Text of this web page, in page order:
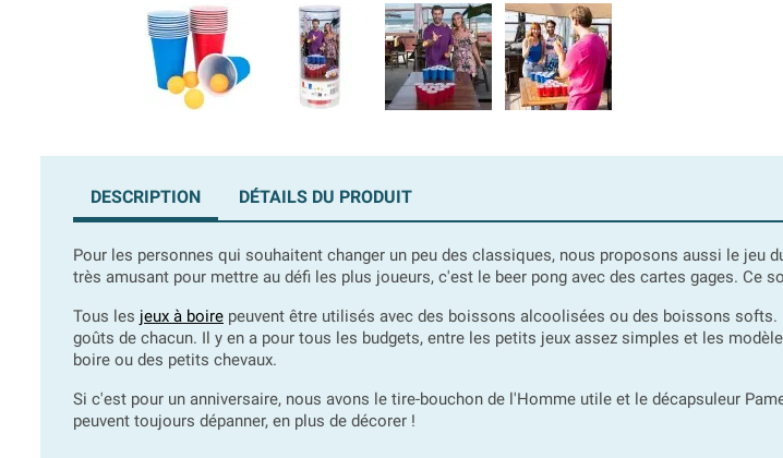
DESCRIPTION DÉTAILS DU PRODUIT
Pour les personnes qui souhaitent changer un peu des classiques, nous proposons aussi le
très amusant pour mettre au défi les plus joueurs, c'est le beer pong avec des cartes gages. Ce
Tous les jeux à boire peuvent être utilisés avec des boissons alcoolisées ou des boissons softs.
goûts de chacun. Il y en a pour tous les budgets, entre les petits jeux assez simples et les
boire ou des petits chevaux.
Si c'est pour un anniversaire, nous avons le tire-bouchon de l'Homme utile et le décapsuleur
peuvent toujours dépanner, en plus de décorer !